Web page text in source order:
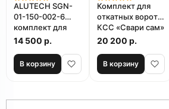
ALUTECH SGN-
01-150-002-6
комплект для
откатных ворот
14 500 р.
В корзину
Комплект для
откатных ворот
КСС «Свари сам»
из Т-профиля 2
20 200 р.
В корзину